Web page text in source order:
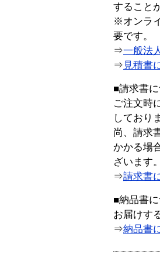
すること
※オンラ
要です。
⇒一般法
⇒ 見積書
■請求書
ご注文時
しており
尚、請求
かかる場
ざいます。
⇒請求書
■納品書
お届けす
⇒納品書